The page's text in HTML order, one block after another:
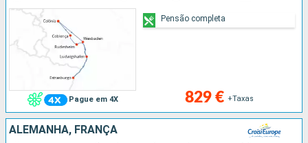
Pague em 4X 829 € +Taxas
Pensão completa
ALEMANHA, FRANÇA